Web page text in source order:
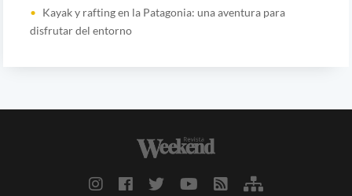
Kayak y rafting en la Patagonia: una aventura para
disfrutar del entorno